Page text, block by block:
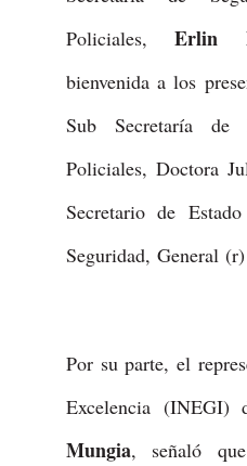
Policiales,Erlin
bienvenida a los
Sub Secretaría de
Policiales, Doctora
Secretario de
Seguridad, General
Por su parte, el
Excelencia
Mungia, señaló